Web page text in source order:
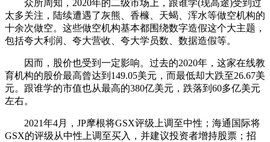
众所周知，2020年的二级市场上，跟谁学(现高途)受到过
太多关注，陆续遭遇了灰熊、香橼、天蝎、浑水等做空机构的
十余次做空。这些做空机构基本都围绕数字造假这个大主题，
包括夸大利润、夸大营收、夸大学员数、数据造假等。
因而，股价也受到一定影响。过去的2020年，这家在线教
育机构的股价最高曾达到149.05美元，而最低却大跌至26.67美
元。跟谁学的市值也从最高的380亿美元，跌落到60多亿美元
左右。
2021年4月，JP摩根将GSX评级上调至中性；海通国际将
GSX的评级从中性上调至买入，并建议投资者增持股票；招